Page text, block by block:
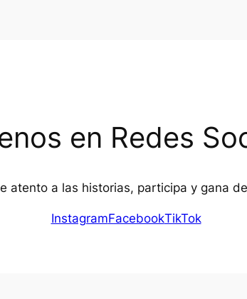
en Redes
atento a las historias, participa y gana
InstagramFacebookTikTok